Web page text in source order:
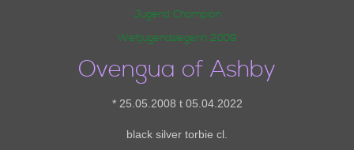
Jugend Champion
Weltjugendsiegerin 2009
Ovengua of Ashby
* 25.05.2008 t 05.04.2022
black silver torbie cl.